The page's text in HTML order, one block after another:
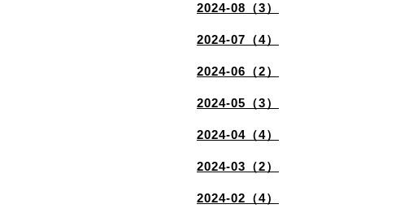
2024-08（3）
2024-07（4）
2024-06（2）
2024-05（3）
2024-04（4）
2024-03（2）
2024-02（4）